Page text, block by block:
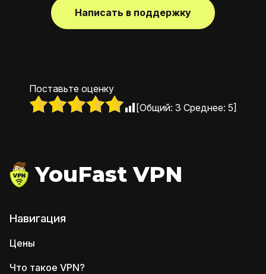
Написать в поддержку
Поставьте оценку
[Общий: 3 Среднее: 5]
YouFast VPN
Навигация
Цены
Что такое VPN?